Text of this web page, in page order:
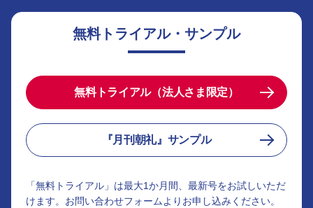
無料トライアル・サンプル
無料トライアル（法人さま限定）
『月刊朝礼』サンプル
「無料トライアル」は最大1か月間、最新号をお試しいただ
けます。お問い合わせフォームよりお申し込みください。